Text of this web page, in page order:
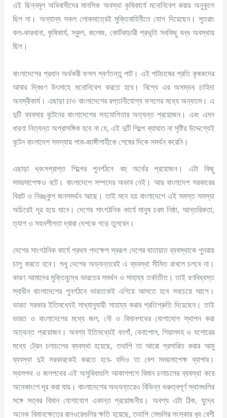
এই ছিন্নমূল অধিবাসীদের মানসিক অবস্থা কৃষিকার্যে মনোনিবেশ করার অনুকূলে
ছিল না। অন্যান্য সকল লোকমাত্রেই মুক্তিবাহিনীতে যোগ দিয়েছেন। সুতরাং
কল-কারখানা, কৃষিকার্য, স্কুল, কলেজ, কোর্টকাচারী প্রভৃতি সবকিছু বন্ধ অবস্থায়
ছিল।
বাংলাদেশের প্রধান অর্থকরী ফসল স্বর্ণতন্তু পাট। এই পাটচাষের প্রতি কৃষকদের
আবার দ্বিগুণ উৎসাহে মনোনিবেশ করতে হবে। বিশ্বে এর অসম্ভব চাহিদা
অনস্বীকার্য। এছাড়া চাও বাংলাদেশের রপ্তানীযোগ্য ফসলের মধ্যে অন্যতম। এ
দুটি ব্যবসায় বৃটেনের বাংলাদেশের সহযোগিতার অত্যন্ত প্রয়োজন। এবং এমন
ধারণা নিত্যন্ত অপ্রাসঙ্গিক হবে না যে, এই দুটি শিল্পে ব্যাঘাত না সৃষ্টির উদ্দেশ্যেই
বৃটেন বাংলাদেশ সমস্যায় পাক-জাঙ্গীশাহীকে শেষের দিকে সমর্থন করেনি।
এছাড়া ধ্বংসপ্রাপ্ত শিল্পের পুনর্গঠনে বহু অর্থের প্রয়োজন। এটা কিছু
সময়সাপেক্ষও বটে। বাংলাদেশে সম্পদের অভাব নেই। আর বাংলাদেশ সরকারের
বিরাট ও নিরঙ্কুশ জনসমর্থন আছে। তাই মনে হয় বাংলাদেশে এই সমস্ত সমস্যা
অচিরেই দূর হয়ে যাবে। দেশের সাংগঠনিক কার্যে মানুষ চরম নিষ্ঠা, আন্তরিকতা,
ত্যাগ ও সহনশীলতা দ্বারা দেশকে গড়ে তুলবেন।
দেশের সাংগঠনিক কার্যে প্রথম পদক্ষেপ স্বরূপ দেশের যাতায়াত ব্যবস্থাকে পুনরায়
চালু করতে হবে। শুধু দেশের অভ্যন্তরেই এ ব্যবস্থা সীমিত রাখলে চলবে না।
কারণ আমাদের মুক্তিযুদ্ধে ভারতের সমর্থন ও সাহায্য তর্কাতীত। তাই রণবিধ্বস্ত
স্বাধীন বাংলাদেশের পুনর্গঠনে ভারতকেই এগিয়ে আসতে হবে সবচেয়ে আগে।
ভারত সরকার ইতিমধ্যেই সাধ্যানুযায়ী সাহায্য করার প্রতিশ্রুতি দিয়েছেন। তাই
ভারত ও বাংলাদেশের মধ্যে জল, নৌ ও বিমানপথের যোগাযোগ স্থাপন করা
অত্যন্ত প্রয়োজন। অবশ্য ইতিমধ্যেই বনগাঁ, বেনাপোল, শিয়ালদহ ও যশোরের
মধ্যে ট্রেন চলাচলের ব্যবস্থা হয়েছে, তথাপি তা আরো প্রসারিত করার আমু
ব্যবস্থা দুই সরকারকেই করতে হবে- যদিও তা বেশ সময়সাপেক্ষ ব্যাপার।
স্থলপথ ও জলপথের এই অসুবিধাগুলি আকাশপশে বিমান চলাচলের ব্যবস্থা করে
অনেকাংশে দূর করা যায়। বাংলাদেশের অভ্যন্তরেও বিভিন্ন গুরুত্বপূর্ণ স্থানগুলির
সঙ্গে সত্বর বিমান যোগাযোগ একান্ত প্রয়োজনীয়। অবশ্য এটা ঠিক, যুদ্ধে
অনেক বিমানক্ষেত্রে রানওয়েগুলির ক্ষতি হয়েছে, তথাপি সেগুলির সংস্কার খুব বেশী